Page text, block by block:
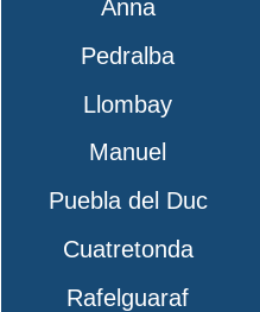
Anna
Pedralba
Llombay
Manuel
Puebla del Duc
Cuatretonda
Rafelguaraf